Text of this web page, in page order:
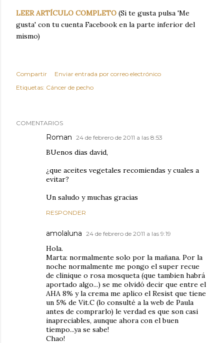
LEER ARTÍCULO COMPLETO (Si te gusta pulsa 'Me
gusta' con tu cuenta Facebook en la parte inferior del
mismo)
Compartir
Enviar entrada por correo electrónico
Etiquetas: Cáncer de pecho
COMENTARIOS
Roman 24 de febrero de 2011 a las 8:53
BUenos dias david,
¿que aceites vegetales recomiendas y cuales a
evitar?
Un saludo y muchas gracias
RESPONDER
amolaluna 24 de febrero de 2011 a las 9:19
Hola.
Marta: normalmente solo por la mañana. Por la
noche normalmente me pongo el super recue
de clinique o rosa mosqueta (que tambien habrá
aportado algo...) se me olvidó decir que entre el
AHA 8% y la crema me aplico el Resist que tiene
un 5% de Vit.C (lo consulté a la web de Paula
antes de comprarlo) le verdad es que son casi
inapreciables, aunque ahora con el buen
tiempo...ya se sabe!
Chao!